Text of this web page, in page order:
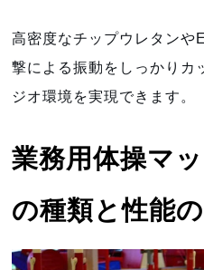
高密度なチップウレタンや
撃による振動をしっかりカ
ジオ環境を実現できます。
業務用体操マ
の種類と性能